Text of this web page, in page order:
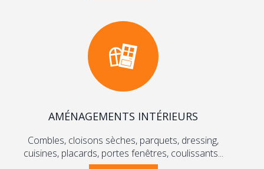
AMÉNAGEMENTS INTÉRIEURS
Combles, cloisons sèches, parquets, dressing,
cuisines, placards, portes fenêtres, coulissants...